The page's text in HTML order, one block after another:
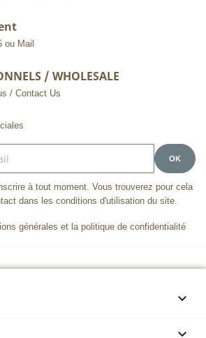
ou Mail
/ WHOLESALE
/ Contact Us
à tout moment. Vous trouverez pour cela
dans les conditions d'utilisation du site.
générales et la politique de confidentialité

